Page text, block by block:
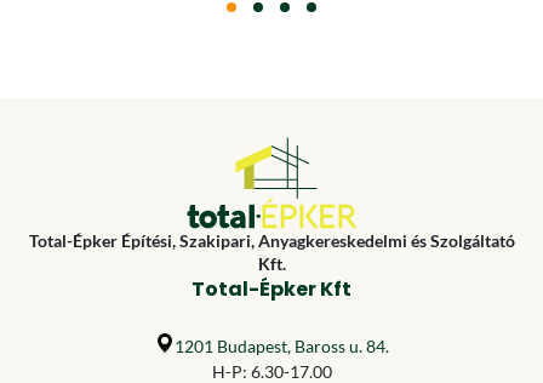
Total-Épker Építési, Szakipari, Anyagkereskedelmi és Szolgáltató
Kft.
Total-Épker Kft
1201 Budapest, Baross u. 84.
H-P: 6.30-17.00